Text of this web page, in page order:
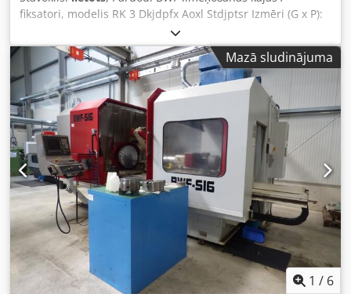
Shuttle XP" un "XPlus" sistēmās. "Machinehandel De
Leeuw BV" Oordeelsestraat 7 b 5111 PA Baarle-Nassau
Nīderlande Tālr.: GSM Antoine: Mājaslapa: E-pasts: info@
fiksatori, modelis RK 3 Dkjdpfx Aoxl Stdjptsr Izmēri (G x P):
240 x 150 mm Minimālais augstums: 95 mm Maksimālais
augstums: 101 mm Regulācijas diapazons: 6 mm Caurums
kājā: Ø 25 mm Uzgriežņa atslēga regulēšanai: slw 22 mm
Svars: 11,1 kg Pieļaujamā maksimālā slodze: 24 000 kg
Ieteicamais iekārtas pašsvars: 4 000 kg Pieejamais
daudzums: 41 Cena: pēc pieprasījuma, rakstot e-pastu
Piegādes nosacījumi Piegādes laiks: no noliktavas, kamēr
prece ir pieejama Piegāde: no Baarle-Nassau Apmaksa:
pasūtīšanas brīdī Cenas: neto, par vienību, bez PVN
Machinehandel De Leeuw BV ir specializējies lietotu
paternostera sistēmu tirdzniecībā, tai skaitā no Kardex,
Hanel/Haenel, Electrolux, Bertello, Megamat, Lista,
Denocard un automātiskām uzglabāšanas sistēmām kā,
piemēram, Kardex Shuttle XP un XPlus sistēmas.
Machinehandel De Leeuw BV Oordeelsestraat 7 – b 5111
PA Baarle-Nassau Nīderlande
Mazā sludinājuma
1 / 6